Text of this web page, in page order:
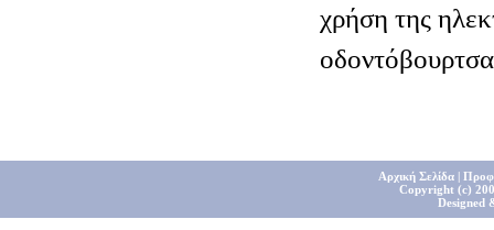
χρήση της
Αρχική Σελίδα|
Copyright (c)
Designed